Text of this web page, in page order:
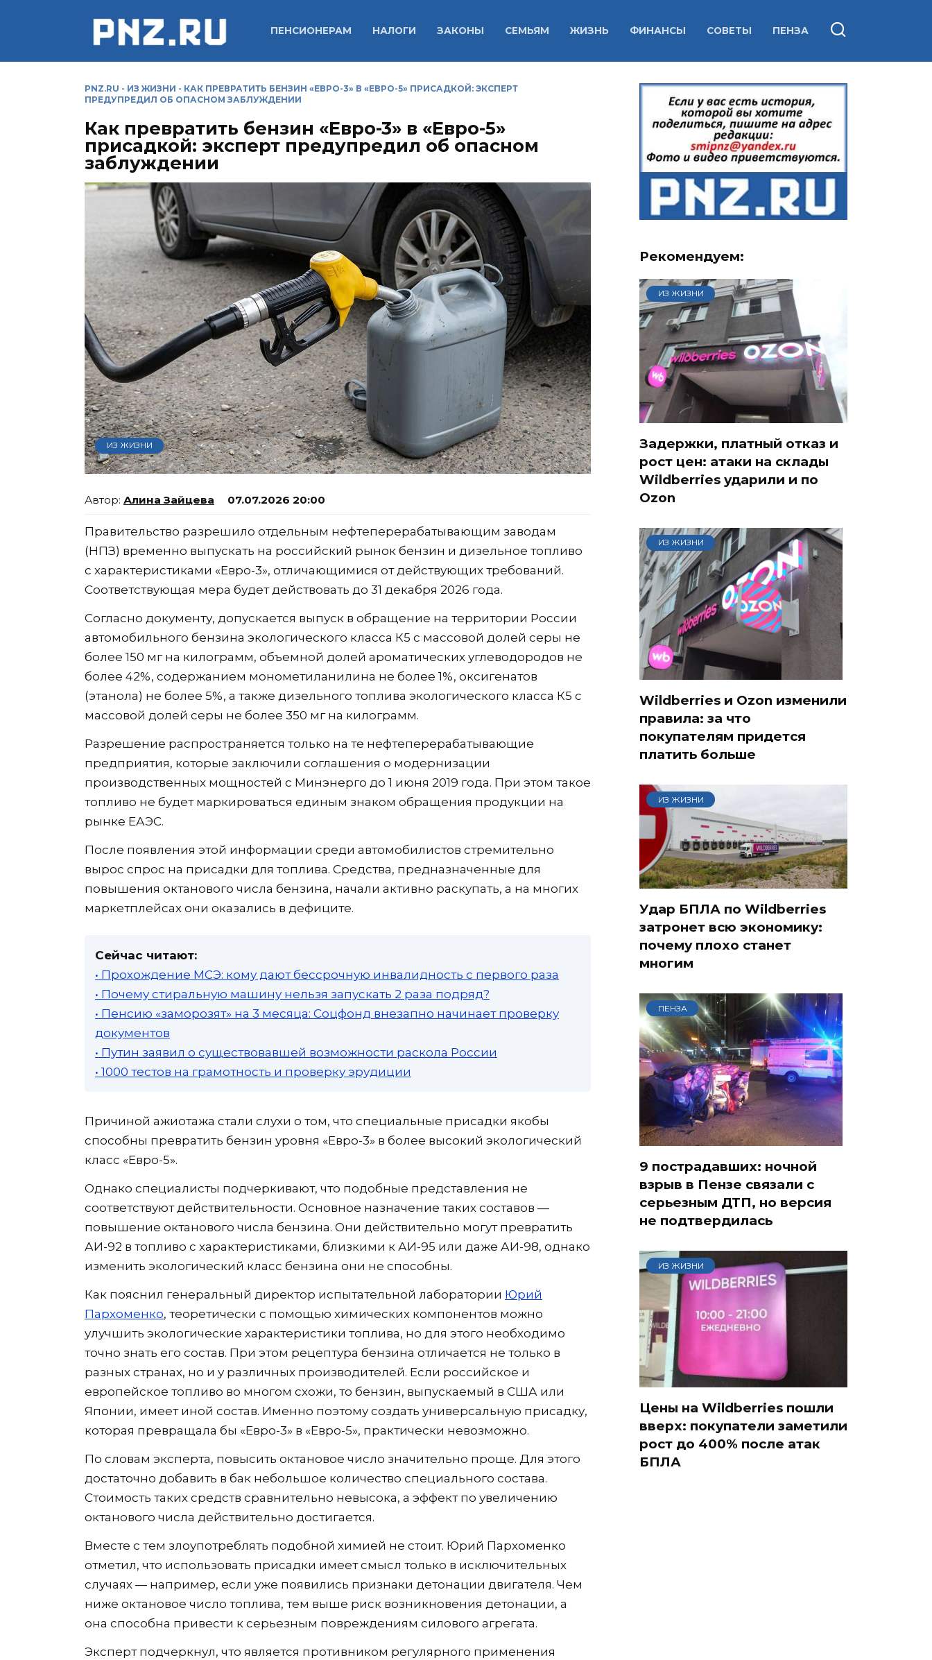
ПЕНСИОНЕРАМ НАЛОГИ ЗАКОНЫ СЕМЬЯМ ЖИЗНЬ ФИНАНСЫ СОВЕТЫ ПЕНЗА
PNZ.RU - ИЗ ЖИЗНИ - КАК ПРЕВРАТИТЬ БЕНЗИН «ЕВРО-3» В «ЕВРО-5» ПРИСАДКОЙ: ЭКСПЕРТ
ПРЕДУПРЕДИЛ ОБ ОПАСНОМ ЗАБЛУЖДЕНИИ
Как превратить бензин «Евро-3» в «Евро-5»
присадкой: эксперт предупредил об опасном
заблуждении
ИЗ ЖИЗНИ
Алина Зайцева 07.07.2026 20:00
Правительство разрешило отдельным нефтеперерабатывающим заводам
(НПЗ) временно выпускать на российский рынок бензин и дизельное топливо
с характеристиками «Евро-3», отличающимися от действующих требований.
Соответствующая мера будет действовать до 31 декабря 2026 года.
Согласно документу, допускается выпуск в обращение на территории России
автомобильного бензина экологического класса К5 с массовой долей серы не
более 150 мг на килограмм, объемной долей ароматических углеводородов не
более 42%, содержанием монометиланилина не более 1%, оксигенатов
(этанола) не более 5%, а также дизельного топлива экологического класса К5 с
массовой долей серы не более 350 мг на килограмм.
Разрешение распространяется только на те нефтеперерабатывающие
предприятия, которые заключили соглашения о модернизации
производственных мощностей с Минэнерго до 1 июня 2019 года. При этом такое
топливо не будет маркироваться единым знаком обращения продукции на
рынке ЕАЭС.
После появления этой информации среди автомобилистов стремительно
вырос спрос на присадки для топлива. Средства, предназначенные для
повышения октанового числа бензина, начали активно раскупать, а на многих
маркетплейсах они оказались в дефиците.
Сейчас читают:
• Прохождение МСЭ: кому дают бессрочную инвалидность с первого раза
• Почему стиральную машину нельзя запускать 2 раза подряд?
• Пенсию «заморозят» на 3 месяца: Соцфонд внезапно начинает проверку
документов
• Путин заявил о существовавшей возможности раскола России
• 1000 тестов на грамотность и проверку эрудиции
Причиной ажиотажа стали слухи о том, что специальные присадки якобы
способны превратить бензин уровня «Евро-3» в более высокий экологический
класс «Евро-5».
Однако специалисты подчеркивают, что подобные представления не
соответствуют действительности. Основное назначение таких составов —
повышение октанового числа бензина. Они действительно могут превратить
АИ-92 в топливо с характеристиками, близкими к АИ-95 или даже АИ-98, однако
изменить экологический класс бензина они не способны.
Как пояснил генеральный директор испытательной лаборатории Юрий
Пархоменко, теоретически с помощью химических компонентов можно
улучшить экологические характеристики топлива, но для этого необходимо
точно знать его состав. При этом рецептура бензина отличается не только в
разных странах, но и у различных производителей. Если российское и
европейское топливо во многом схожи, то бензин, выпускаемый в США или
Японии, имеет иной состав. Именно поэтому создать универсальную присадку,
которая превращала бы «Евро-3» в «Евро-5», практически невозможно.
По словам эксперта, повысить октановое число значительно проще. Для этого
достаточно добавить в бак небольшое количество специального состава.
Стоимость таких средств сравнительно невысока, а эффект по увеличению
октанового числа действительно достигается.
Вместе с тем злоупотреблять подобной химией не стоит. Юрий Пархоменко
отметил, что использовать присадки имеет смысл только в исключительных
случаях — например, если уже появились признаки детонации двигателя. Чем
ниже октановое число топлива, тем выше риск возникновения детонации, а
она способна привести к серьезным повреждениям силового агрегата.
Эксперт подчеркнул, что является противником регулярного применения
Рекомендуем:
ИЗ ЖИЗНИ
Задержки, платный отказ и
рост цен: атаки на склады
Wildberries ударили и по
Ozon
ИЗ ЖИЗНИ
Wildberries и Ozon изменили
правила: за что
покупателям придется
платить больше
ИЗ ЖИЗНИ
Удар БПЛА по Wildberries
затронет всю экономику:
почему плохо станет
многим
ПЕНЗА
9 пострадавших: ночной
взрыв в Пензе связали с
серьезным ДТП, но версия
не подтвердилась
ИЗ ЖИЗНИ
Цены на Wildberries пошли
вверх: покупатели заметили
рост до 400% после атак
БПЛА